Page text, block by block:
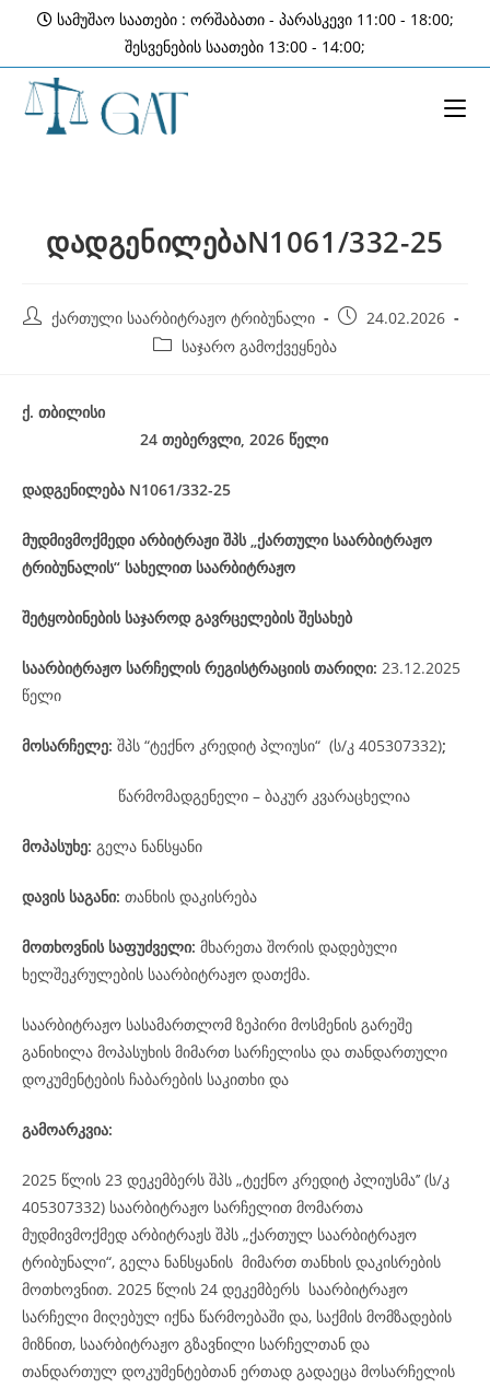
content
სამუშაო საათები : ორშაბათი - პარასკევი 11:00 - 18:00;
შესვენების საათები 13:00 - 14:00;
დადგენილებაN1061/332-25
Post ქართული საარბიტრაჟო ტრიბუნალი
Post 24.02.2026
Post საჯარო გამოქვეყნება
ქ. თბილისი
24 თებერვლი, 2026 წელი
დადგენილება N1061/332-25
მუდმივმოქმედი არბიტრაჟი შპს „ქართული საარბიტრაჟო
ტრიბუნალის“ სახელით საარბიტრაჟო
შეტყობინების საჯაროდ გავრცელების შესახებ
საარბიტრაჟო სარჩელის რეგისტრაციის თარიღი: 23.12.2025
წელი
მოსარჩელე: შპს “ტექნო კრედიტ პლიუსი“ (ს/კ 405307332);
წარმომადგენელი – ბაკურ კვარაცხელია
მოპასუხე: გელა ნანსყანი
დავის საგანი: თანხის დაკისრება
მოთხოვნის საფუძველი: მხარეთა შორის დადებული
ხელშეკრულების საარბიტრაჟო დათქმა.
საარბიტრაჟო სასამართლომ ზეპირი მოსმენის გარეშე
განიხილა მოპასუხის მიმართ სარჩელისა და თანდართული
დოკუმენტების ჩაბარების საკითხი და
გამოარკვია:
2025 წლის 23 დეკემბერს შპს „ტექნო კრედიტ პლიუსმა’’ (ს/კ
405307332) საარბიტრაჟო სარჩელით მომართა
მუდმივმოქმედ არბიტრაჟს შპს „ქართულ საარბიტრაჟო
ტრიბუნალი“, გელა ნანსყანის მიმართ თანხის დაკისრების
მოთხოვნით. 2025 წლის 24 დეკემბერს საარბიტრაჟო
სარჩელი მიღებულ იქნა წარმოებაში და, საქმის მომზადების
მიზნით, საარბიტრაჟო გზავნილი სარჩელთან და
თანდართულ დოკუმენტებთან ერთად გადაეცა მოსარჩელის